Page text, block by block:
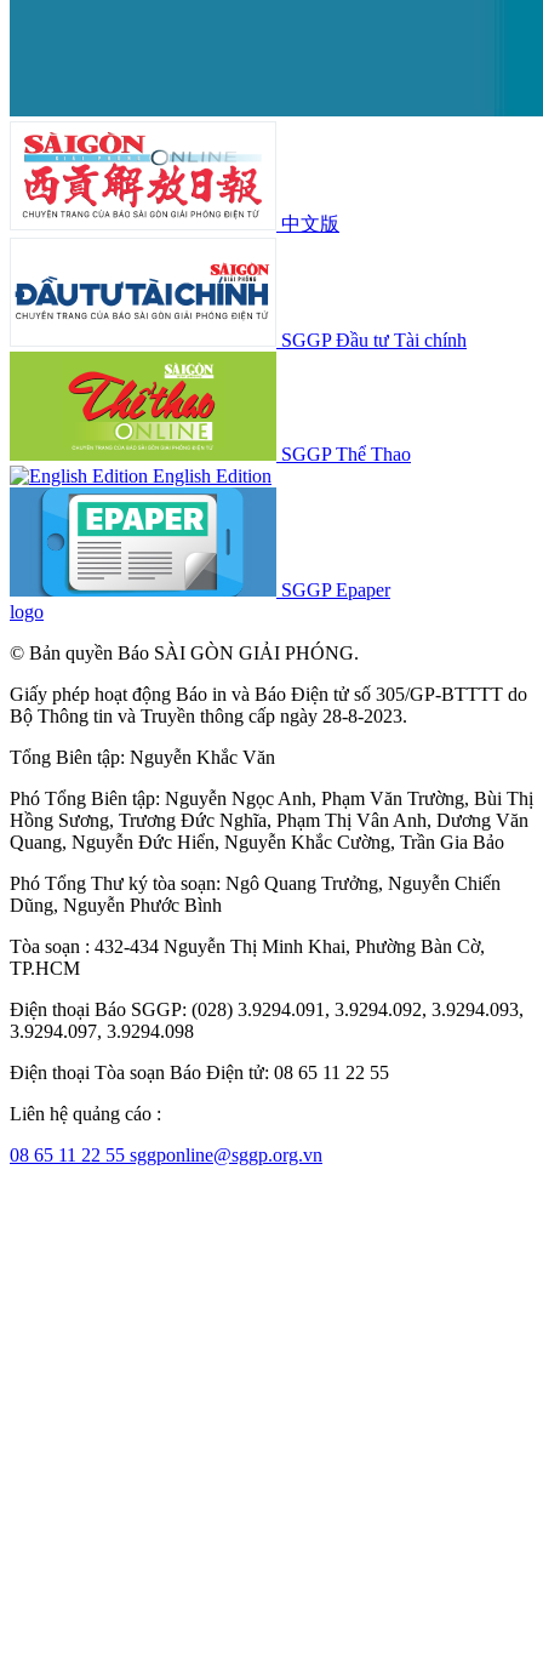
中文版
SGGP Đầu tư Tài chính
SGGP Thể Thao
English Edition
SGGP Epaper
logo
© Bản quyền Báo SÀI GÒN GIẢI PHÓNG.
Giấy phép hoạt động Báo in và Báo Điện tử số 305/GP-BTTTT do
Bộ Thông tin và Truyền thông cấp ngày 28-8-2023.
Tổng Biên tập: Nguyễn Khắc Văn
Phó Tổng Biên tập: Nguyễn Ngọc Anh, Phạm Văn Trường, Bùi Thị
Hồng Sương, Trương Đức Nghĩa, Phạm Thị Vân Anh, Dương Văn
Quang, Nguyễn Đức Hiển, Nguyễn Khắc Cường, Trần Gia Bảo
Phó Tổng Thư ký tòa soạn: Ngô Quang Trưởng, Nguyễn Chiến
Dũng, Nguyễn Phước Bình
Tòa soạn : 432-434 Nguyễn Thị Minh Khai, Phường Bàn Cờ,
TP.HCM
Điện thoại Báo SGGP: (028) 3.9294.091, 3.9294.092, 3.9294.093,
3.9294.097, 3.9294.098
Điện thoại Tòa soạn Báo Điện tử: 08 65 11 22 55
Liên hệ quảng cáo :
08 65 11 22 55 sggponline@sggp.org.vn